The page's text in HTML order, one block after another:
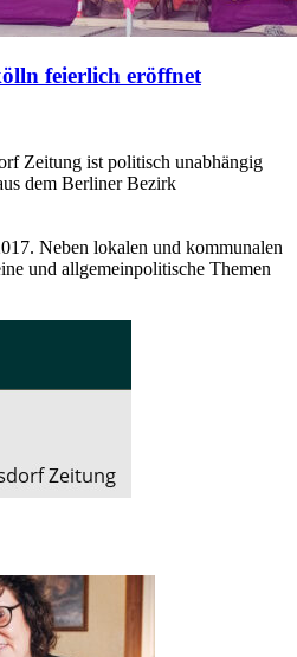
feierlich eröffnet
Zeitung ist politisch unabhängig
dem Berliner Bezirk
Neben lokalen und kommunalen
und allgemeinpolitische Themen